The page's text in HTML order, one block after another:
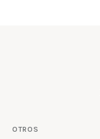
OTROS